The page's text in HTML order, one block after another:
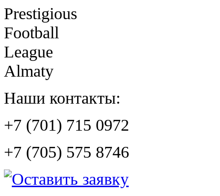
Prestigious
Football
League
Almaty
Наши контакты:
+7 (701) 715 0972
+7 (705) 575 8746